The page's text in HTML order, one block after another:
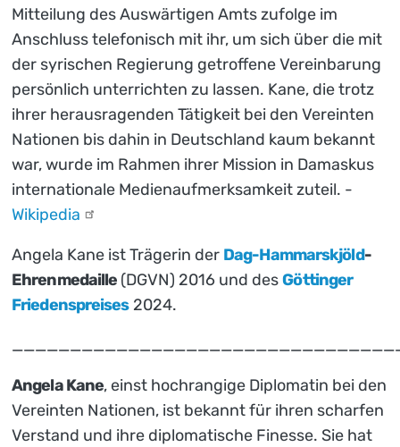
Mitteilung des Auswärtigen Amts zufolge im
Anschluss telefonisch mit ihr, um sich über die mit
der syrischen Regierung getroffene Vereinbarung
persönlich unterrichten zu lassen. Kane, die trotz
ihrer herausragenden Tätigkeit bei den Vereinten
Nationen bis dahin in Deutschland kaum bekannt
war, wurde im Rahmen ihrer Mission in Damaskus
internationale Medienaufmerksamkeit zuteil. -
Wikipedia
Angela Kane ist Trägerin der Dag-Hammarskjöld-
Ehrenmedaille (DGVN) 2016 und desGöttinger
Friedenspreises2024.
Angela Kane, einst hochrangige Diplomatin bei den
Vereinten Nationen, ist bekannt für ihren scharfen
Verstand und ihre diplomatische Finesse. Sie hat